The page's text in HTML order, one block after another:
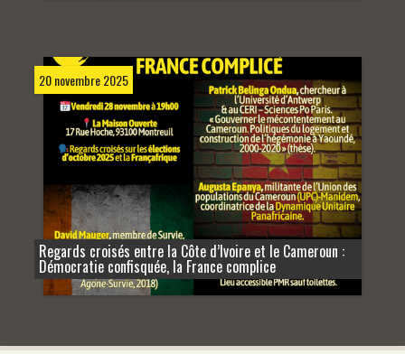
20 novembre 2025
Regards croisés entre la Côte d’Ivoire et le Cameroun :
Démocratie confisquée, la France complice